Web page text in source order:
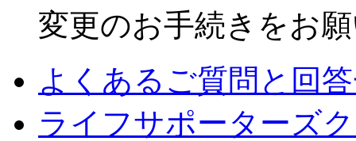
変更のお手続きをお
よくあるご質問と回
ライフサポーターズ